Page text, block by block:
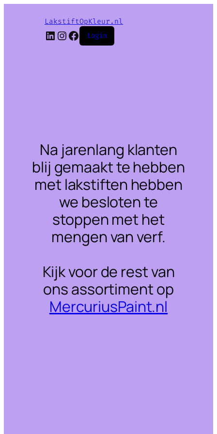
LakstiftOpKleur.nl
LinkedIn
Instagram
Facebook
Login
Na jarenlang klanten
blij gemaakt te hebben
met lakstiften hebben
we besloten te
stoppen met het
mengen van verf.
Kijk voor de rest van
ons assortiment op
MercuriusPaint.nl